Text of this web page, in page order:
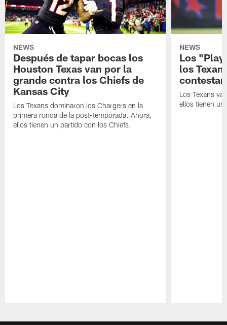
NEWS
Después de tapar bocas los
Houston Texas van por la
grande contra los Chiefs de
Kansas City
Los Texans dominaron los Chargers en la
primera ronda de la post-temporada. Ahora,
ellos tienen un partido con los Chiefs.
NEWS
Los
los
contestar
Los Texans
ellos tienen un